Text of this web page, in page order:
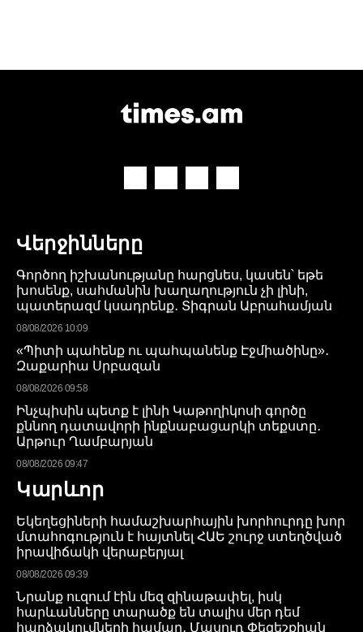
Վերջինները
Գործող իշխանությանը հարցնես, կասեն՝ եթե
խոսենք, սահմանին խաղաղություն չի լինի,
պատերազմ կսադրենք․ Տիգրան Աբրահամյան
08/08/2026 10:09
«Պիտի պահենք ու պահպանենք Էջմիածինը»․
Զաքարիա Սրբազան
08/08/2026 09:58
Ինչպիսին պետք է լինի Կաթողիկոսի գործը
քննող դատավորի ինքնաբացարկի տեքստը․
Արթուր Ղամբարյան
08/08/2026 09:47
Կարևոր
Եկեղեցիների համաշխարհային խորհուրդը խոր
մտահոգություն է հայտնել ՀԱԵ շուրջ ստեղծված
իրավիճակի վերաբերյալ
08/08/2026 09:39
Նրանք ուզում էին մեզ զինաթափել, իսկ
հարևանները տարածք են տալիս մեր դեմ
հարձակումների համար․ Մասուդ Փեզեշքիան